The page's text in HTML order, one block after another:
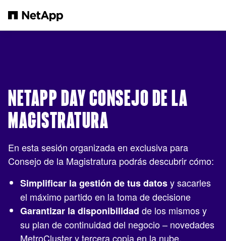
NETAPP DAY CONSEJO DE LA
MAGISTRATURA
En esta sesión organizada en exclusiva para
Consejo de la Magistratura podrás descubrir cómo:
Simplificar la gestión de tus datosy sacarles
el máximo partido en la toma de decisione
Garantizar la disponibilidad de los mismos y
su plan de continuidad del negocio – novedades
MetroCluster y tercera copia en la nube.